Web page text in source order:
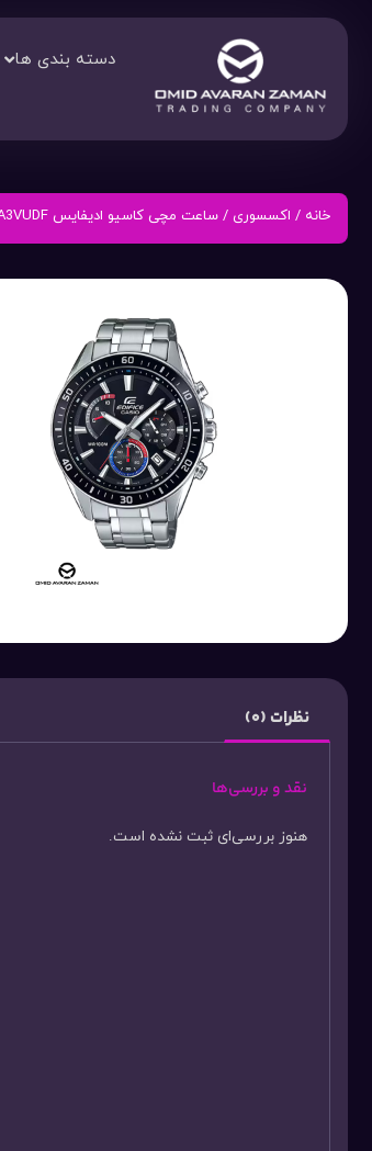
دسته بندی ها
خانه / اکسسوری / ساعت مچی کاسیو ادیفایس EFR-552D-1A3VUDF
نظرات (0)
نقد و بررسی‌ها
هنوز بررسی‌ای ثبت نشده است.